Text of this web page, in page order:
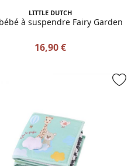
LITTLE DUTCH
à suspendre Fairy Garden
16,90 €